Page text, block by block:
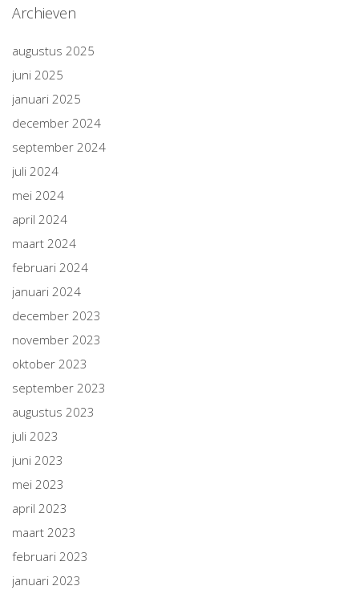
Archieven
augustus 2025
juni 2025
januari 2025
december 2024
september 2024
juli 2024
mei 2024
april 2024
maart 2024
februari 2024
januari 2024
december 2023
november 2023
oktober 2023
september 2023
augustus 2023
juli 2023
juni 2023
mei 2023
april 2023
maart 2023
februari 2023
januari 2023